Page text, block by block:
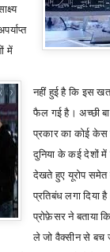
में
नहीं हुई है कि इस
फैल गई है। अच्छी
प्रकार का कोई केस
दुनिया के कई देशों में
देखते हुए यूरोप समेत
प्रतिबंध लगा दिया
प्रोफ़ेसर ने बताया
ले जो वैक्सीन से बच